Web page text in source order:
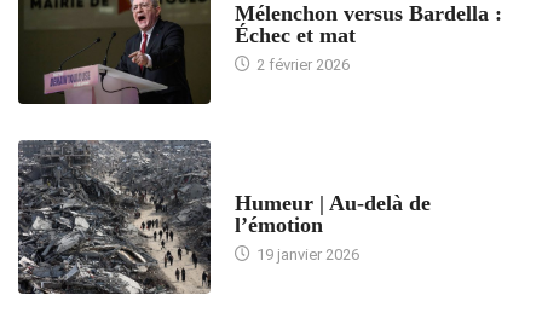
Mélenchon versus Bardella :
Échec et mat
2 février 2026
Humeur | Au-delà de
l’émotion
19 janvier 2026